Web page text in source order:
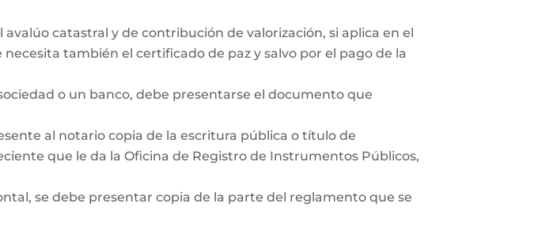
catastral y de contribución de valorización, si aplica en el
también el certificado de paz y salvo por el pago de la
o un banco, debe presentarse el documento que
al notario copia de la escritura pública o título de
que le da la Oficina de Registro de Instrumentos Públicos,
se debe presentar copia de la parte del reglamento que se